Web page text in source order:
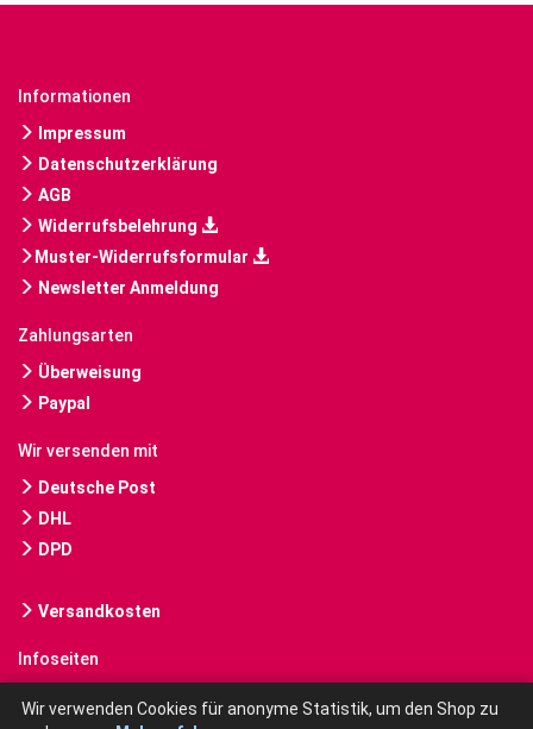
Informationen
Impressum
Datenschutzerklärung
AGB
Widerrufsbelehrung
Muster-Widerrufsformular
Newsletter Anmeldung
Zahlungsarten
Überweisung
Paypal
Wir versenden mit
Deutsche Post
DHL
DPD
Versandkosten
Infoseiten
Wir verwenden Cookies für anonyme Statistik, um den Shop zu